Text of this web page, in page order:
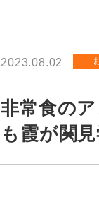
2023.08.02
非常食の
も霞が関